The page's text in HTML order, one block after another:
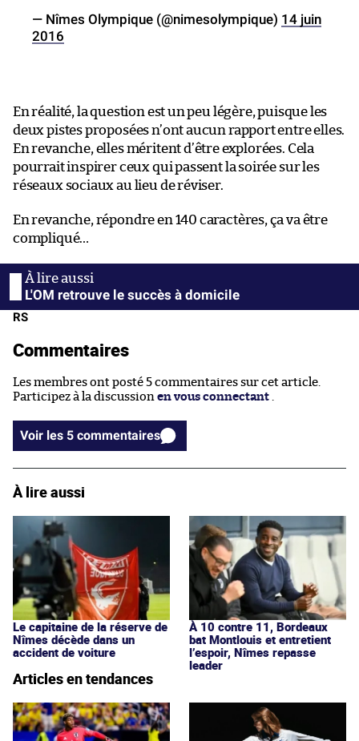
— Nîmes Olympique (@nimesolympique) 14 juin
2016
En réalité, la question est un peu légère, puisque les
deux pistes proposées n’ont aucun rapport entre elles.
En revanche, elles méritent d’être explorées. Cela
pourrait inspirer ceux qui passent la soirée sur les
réseaux sociaux au lieu de réviser.
En revanche, répondre en 140 caractères, ça va être
compliqué…
L'OM retrouve le succès à domicile
RS
Commentaires
Les membres ont posté 5 commentaires sur cet article.
Participez à la discussion en vous connectant .
Voir les 5 commentaires
À lire aussi
Le capitaine de la réserve de
Nîmes décède dans un
accident de voiture
À 10 contre 11, Bordeaux
bat Montlouis et entretient
l’espoir, Nîmes repasse
leader
Articles en tendances